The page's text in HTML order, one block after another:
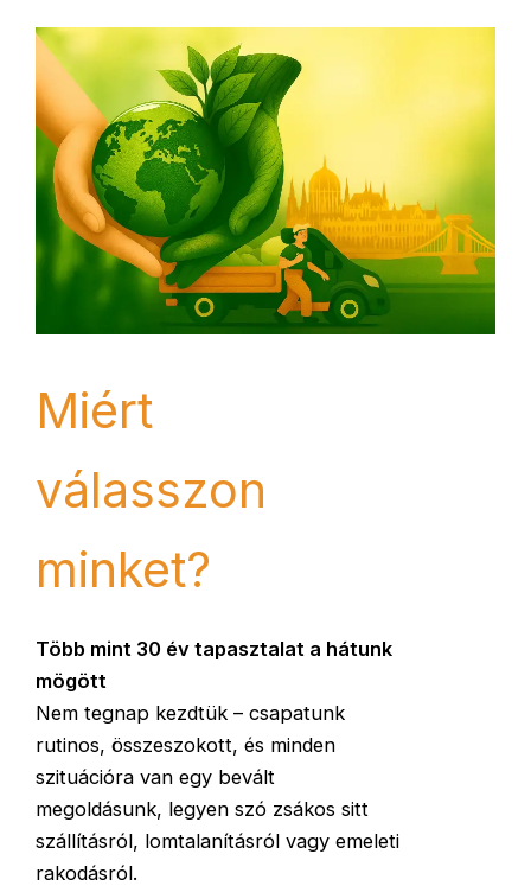
Miért
válasszon
minket?
Több mint 30 év tapasztalat a hátunk
mögött
Nem tegnap kezdtük – csapatunk
rutinos, összeszokott, és minden
szituációra van egy bevált
megoldásunk, legyen szó zsákos sitt
szállításról, lomtalanításról vagy emeleti
rakodásról.